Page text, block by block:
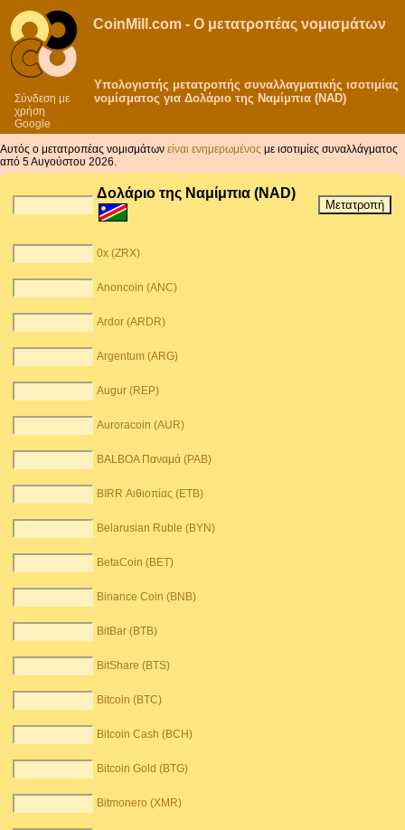
Σύνδεση με
χρήση
Google
CoinMill.com - Ο μετατροπέας νομισμάτων
Υπολογιστής μετατροπής συναλλαγματικής ισοτιμίας
νομίσματος για Δολάριο της Ναμίμπια (NAD)
Αυτός ο μετατροπέας νομισμάτων είναι ενημερωμένος με ισοτιμίες συναλλάγματος
από 5 Αυγούστου 2026.
Δολάριο της Ναμίμπια (NAD)
0x (ZRX)
Anoncoin (ANC)
Ardor (ARDR)
Argentum (ARG)
Augur (REP)
Auroracoin (AUR)
BALBOA Παναμά (PAB)
BIRR Αιθιοπίας (ETB)
Belarusian Ruble (BYN)
BetaCoin (BET)
Binance Coin (BNB)
BitBar (BTB)
BitShare (BTS)
Bitcoin (BTC)
Bitcoin Cash (BCH)
Bitcoin Gold (BTG)
Bitmonero (XMR)